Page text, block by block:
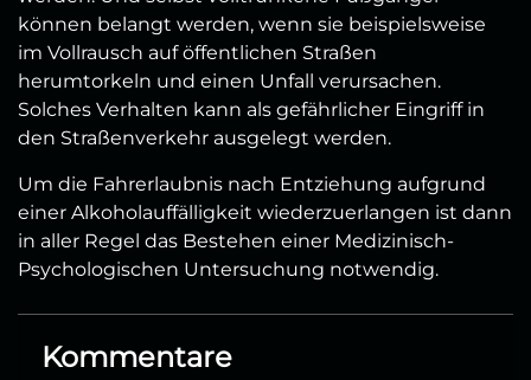
können belangt werden, wenn sie beispielsweise
im Vollrausch auf öffentlichen Straßen
herumtorkeln und einen Unfall verursachen.
Solches Verhalten kann als gefährlicher Eingriff in
den Straßenverkehr ausgelegt werden.
Um die Fahrerlaubnis nach Entziehung aufgrund
einer Alkoholauffälligkeit wiederzuerlangen ist dann
in aller Regel das Bestehen einer Medizinisch-
Psychologischen Untersuchung notwendig.
Kommentare